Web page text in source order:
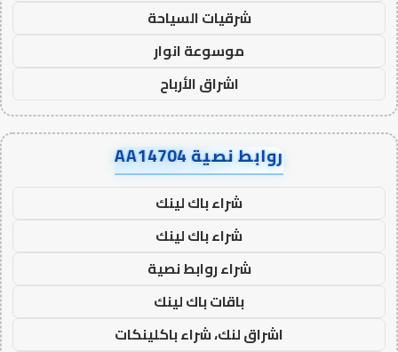
شرقيات السياحة
موسوعة انوار
اشراق الأرباح
روابط نصية AA14704
شراء باك لينك
شراء باك لينك
شراء روابط نصية
باقات باك لينك
اشراق لنك، شراء باكلينكات